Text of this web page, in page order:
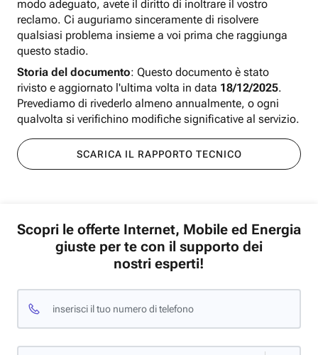
modo adeguato, avete il diritto di inoltrare il vostro
reclamo. Ci auguriamo sinceramente di risolvere
qualsiasi problema insieme a voi prima che raggiunga
questo stadio.
Storia del documento: Questo documento è stato
rivisto e aggiornato l'ultima volta in data 18/12/2025.
Prevediamo di rivederlo almeno annualmente, o ogni
qualvolta si verifichino modifiche significative al servizio.
SCARICA IL RAPPORTO TECNICO
Scopri le offerte Internet, Mobile ed Energia
giuste per te con il supporto dei
nostri esperti!
inserisci il tuo numero di telefono